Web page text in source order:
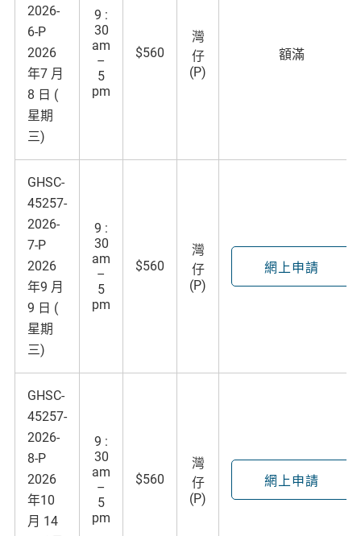
2026-
6-P
2026
年7 月
8 日 (
星期
三)
9 :
30
am
–
5
pm
$560
灣
仔
(P)
額滿
GHSC-
45257-
2026-
7-P
2026
年9 月
9 日 (
星期
三)
9 :
30
am
–
5
pm
$560
灣
仔
(P)
網上申請
GHSC-
45257-
2026-
8-P
2026
年10
月 14
9 :
30
am
–
5
pm
$560
灣
仔
(P)
網上申請